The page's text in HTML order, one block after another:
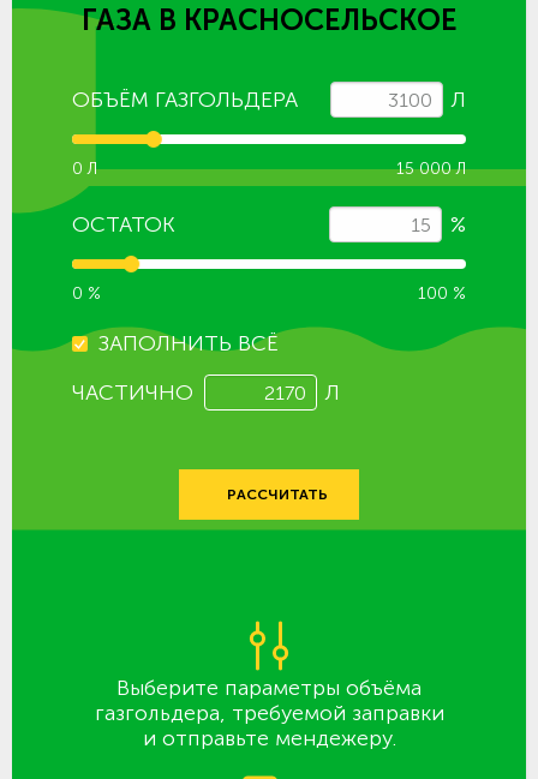
ГАЗА В КРАСНОСЕЛЬСКОЕ
ОБЪЁМ ГАЗГОЛЬДЕРА Л
0 Л 15 000 Л
ОСТАТОК %
0 % 100 %
ЗАПОЛНИТЬ ВСЁ
ЧАСТИЧНО
Л
РАССЧИТАТЬ
Выберите параметры объёма
газгольдера, требуемой заправки
и отправьте мендежеру.